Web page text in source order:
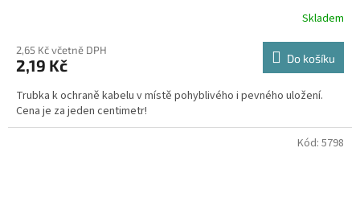
Skladem
2,65 Kč včetně DPH
2,19 Kč Do košíku
Trubka k ochraně kabelu v místě pohyblivého i pevného uložení.
Cena je za jeden centimetr!
Kód: 5798